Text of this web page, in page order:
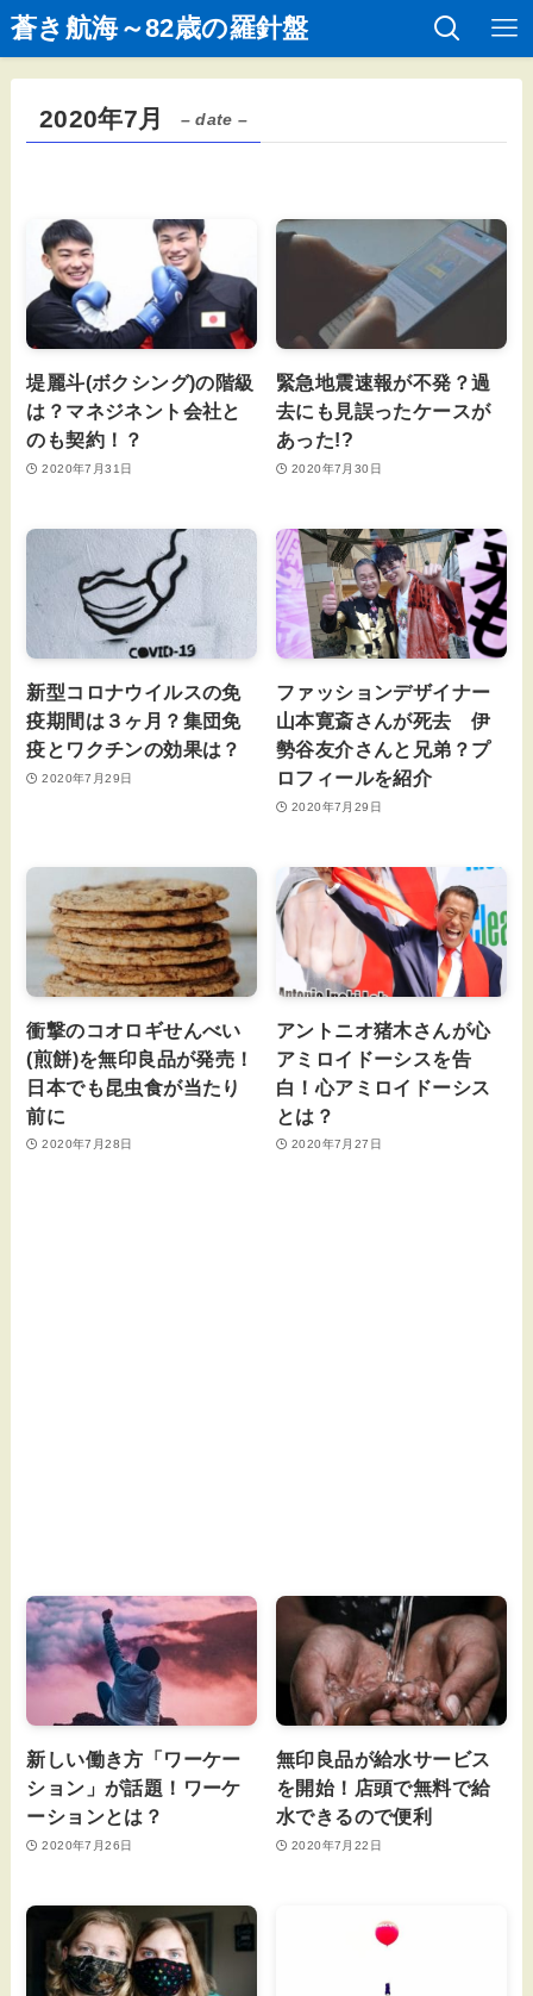
蒼き航海～82歳の羅針盤
2020年7月 – date –
堤麗斗(ボクシング)の階級
は？マネジネント会社と
のも契約！？
2020年7月31日
緊急地震速報が不発？過
去にも見誤ったケースが
あった!?
2020年7月30日
新型コロナウイルスの免
疫期間は３ヶ月？集団免
疫とワクチンの効果は？
2020年7月29日
ファッションデザイナー
山本寛斎さんが死去 伊
勢谷友介さんと兄弟？プ
ロフィールを紹介
2020年7月29日
衝撃のコオロギせんべい
(煎餅)を無印良品が発売！
日本でも昆虫食が当たり
前に
2020年7月28日
アントニオ猪木さんが心
アミロイドーシスを告
白！心アミロイドーシス
とは？
2020年7月27日
新しい働き方「ワーケー
ション」が話題！ワーケ
ーションとは？
2020年7月26日
無印良品が給水サービス
を開始！店頭で無料で給
水できるので便利
2020年7月22日